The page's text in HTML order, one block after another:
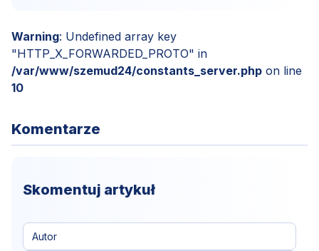
Warning: Undefined array key
"HTTP_X_FORWARDED_PROTO" in
/var/www/szemud24/constants_server.php on line
10
Komentarze
Skomentuj artykuł